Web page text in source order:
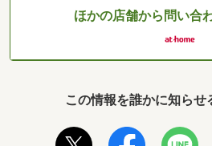
ほかの店舗から問い合
この情報を誰かに知らせ